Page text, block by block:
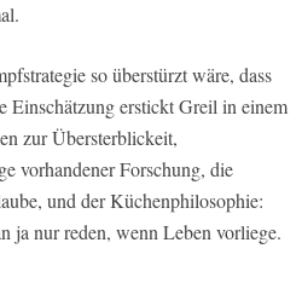
so überstürzt wäre, dass
Einschätzung erstickt Greil in einem
zur Übersterblickeit,
vorhandener Forschung, die
und der Küchenphilosophie:
ja nur reden, wenn Leben vorliege.